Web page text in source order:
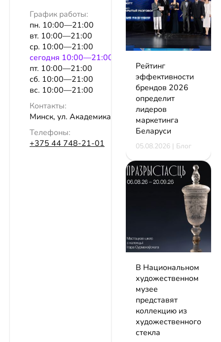
График работы:
пн. 10:00—21:00
вт. 10:00—21:00
ср. 10:00—21:00
сeгодня 10:00—21:00
пт. 10:00—21:00
сб. 10:00—21:00
вс. 10:00—21:00
Контакты:
Минск, ул. Академика Купревича, 3
Телефоны:
+375 44 748-21-01
Рейтинг
эффективности
брендов 2026
определит
лидеров
маркетинга
Беларуси
05.08.2026 | Блог
В Национальном
художественном
музее
представят
коллекцию из
художественного
стекла